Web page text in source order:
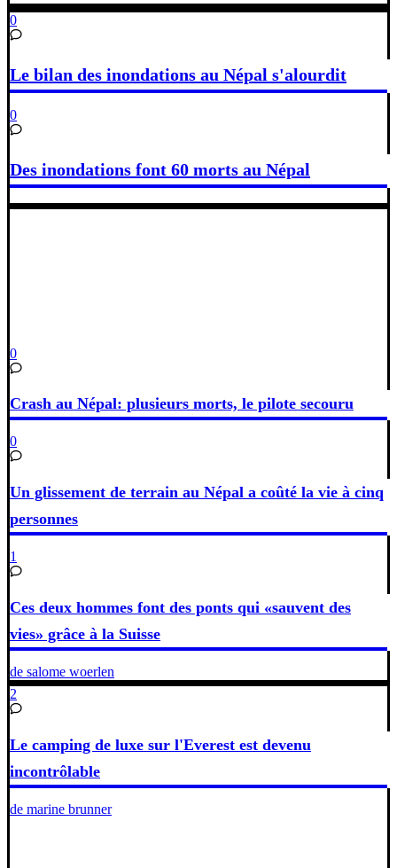
0
Le bilan des inondations au Népal s'alourdit
0
Des inondations font 60 morts au Népal
0
Crash au Népal: plusieurs morts, le pilote secouru
0
Un glissement de terrain au Népal a coûté la vie à cinq
personnes
1
Ces deux hommes font des ponts qui «sauvent des
vies» grâce à la Suisse
de salome woerlen
2
Le camping de luxe sur l'Everest est devenu
incontrôlable
de marine brunner